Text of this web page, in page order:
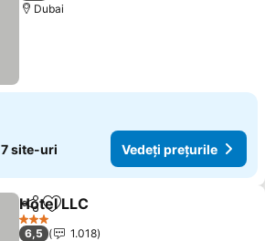
Dubai
7 site-uri Vedeți prețurile
DistribuițiAdăugaţi la favorite
Hotel LLC
3 Stele
6,5
1.018